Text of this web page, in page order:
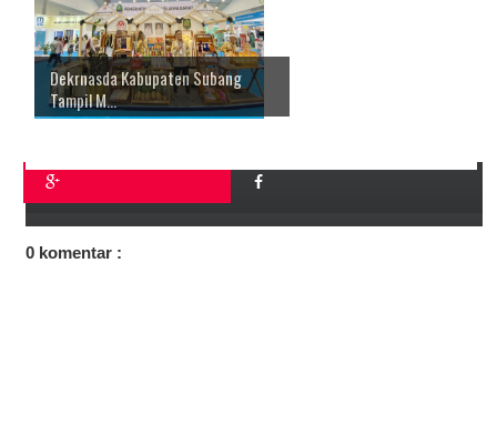
Dekrnasda Kabupaten Subang
Tampil M...
0 komentar :